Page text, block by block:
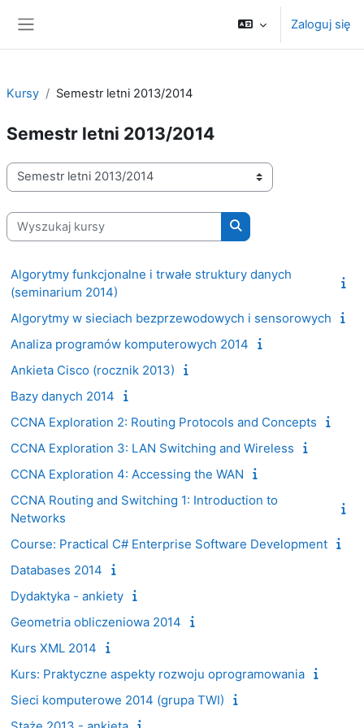
Zaloguj się
Kursy Semestr letni 2013/2014
Semestr letni 2013/2014
Kategorie kursów
Wyszukaj kursy
Wyszukaj kursy
Algorytmy funkcjonalne i trwałe struktury danych
(seminarium 2014)
Algorytmy w sieciach bezprzewodowych i sensorowych
Analiza programów komputerowych 2014
Ankieta Cisco (rocznik 2013)
Bazy danych 2014
CCNA Exploration 2: Routing Protocols and Concepts
CCNA Exploration 3: LAN Switching and Wireless
CCNA Exploration 4: Accessing the WAN
CCNA Routing and Switching 1: Introduction to
Networks
Course: Practical C# Enterprise Software Development
Databases 2014
Dydaktyka - ankiety
Geometria obliczeniowa 2014
Kurs XML 2014
Kurs: Praktyczne aspekty rozwoju oprogramowania
Sieci komputerowe 2014 (grupa TWI)